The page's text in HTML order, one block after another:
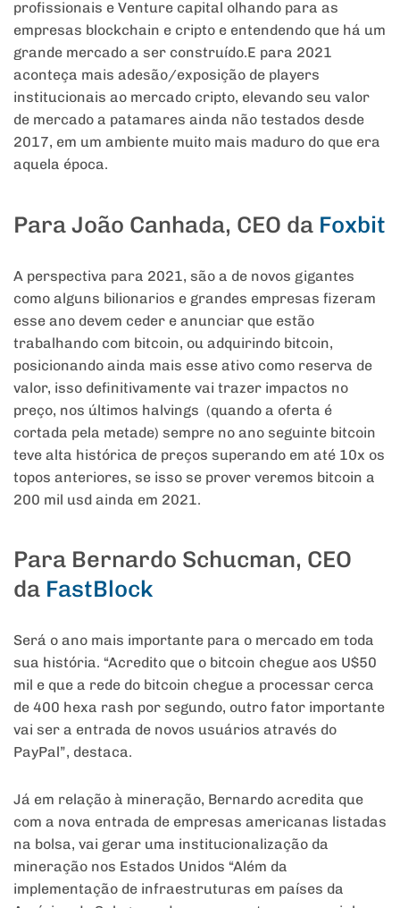
profissionais e Venture capital olhando para as
empresas blockchain e cripto e entendendo que há um
grande mercado a ser construído.E para 2021
aconteça mais adesão/exposição de players
institucionais ao mercado cripto, elevando seu valor
de mercado a patamares ainda não testados desde
2017, em um ambiente muito mais maduro do que era
aquela época.
Para João Canhada, CEO da Foxbit
A perspectiva para 2021, são a de novos gigantes
como alguns bilionarios e grandes empresas fizeram
esse ano devem ceder e anunciar que estão
trabalhando com bitcoin, ou adquirindo bitcoin,
posicionando ainda mais esse ativo como reserva de
valor, isso definitivamente vai trazer impactos no
preço, nos últimos halvings (quando a oferta é
cortada pela metade) sempre no ano seguinte bitcoin
teve alta histórica de preços superando em até 10x os
topos anteriores, se isso se prover veremos bitcoin a
200 mil usd ainda em 2021.
Para Bernardo Schucman, CEO
da FastBlock
Será o ano mais importante para o mercado em toda
sua história. “Acredito que o bitcoin chegue aos U$50
mil e que a rede do bitcoin chegue a processar cerca
de 400 hexa rash por segundo, outro fator importante
vai ser a entrada de novos usuários através do
PayPal”, destaca.
Já em relação à mineração, Bernardo acredita que
com a nova entrada de empresas americanas listadas
na bolsa, vai gerar uma institucionalização da
mineração nos Estados Unidos “Além da
implementação de infraestruturas em países da